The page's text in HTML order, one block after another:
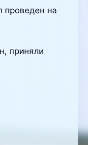
проведен на
приняли